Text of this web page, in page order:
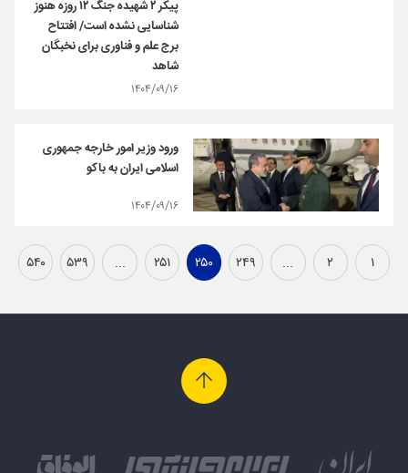
پیکر ۲ شهیده جنگ ۱۲ روزه هنوز
شناسایی نشده است/ افتتاح
برج علم و فناوری برای نخبگان
شاهد
۱۴۰۴/۰۹/۱۶
ورود وزیر امور خارجه جمهوری
اسلامی ایران به باکو
۱۴۰۴/۰۹/۱۶
۱ ۲ ... ۲۴۹ ۲۵۰ ۲۵۱ ... ۵۳۹ ۵۴۰